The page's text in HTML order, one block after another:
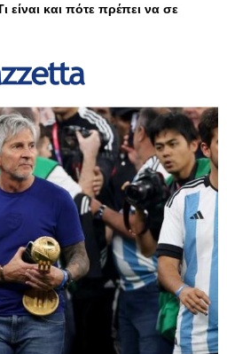
είναι και πότε πρέπει να σε